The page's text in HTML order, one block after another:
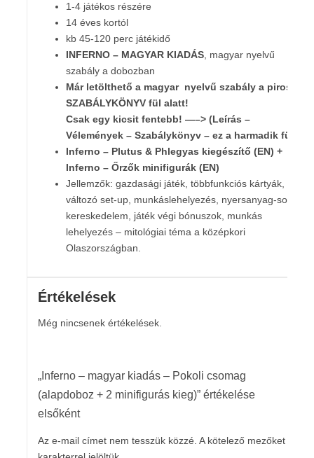
1-4 játékos részére
14 éves kortól
kb 45-120 perc játékidő
INFERNO – MAGYAR KIADÁS, magyar nyelvű
szabály a dobozban
Már letölthető a magyar nyelvű szabálya piros
SZABÁLYKÖNYV fül alatt!
Csak egy kicsit fentebb! —–> (Leírás –
Vélemények – Szabálykönyv – ez a harmadik fül!
Inferno – Plutus & Phlegyas kiegészítő (EN) +
Inferno – Őrzők minifigurák (EN)
Jellemzők: gazdasági játék, többfunkciós kártyák,
változó set-up, munkáslehelyezés, nyersanyag-sor,
kereskedelem, játék végi bónuszok, munkás
lehelyezés – mitológiai téma a középkori
Olaszországban.
Értékelések
Még nincsenek értékelések.
„Inferno – magyar kiadás – Pokoli csomag
(alapdoboz + 2 minifigurás kieg)” értékelése
elsőként
Az e-mail címet nem tesszük közzé. A kötelező mezőket